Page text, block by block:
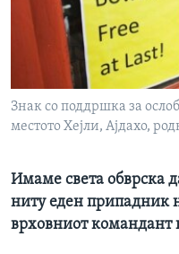
ИНТЕРВЈУА
Јазици
Знак со поддршка за
местото Хејли, Ајдахо,
Имаме света обврска
ниту еден припадник
врховниот командант